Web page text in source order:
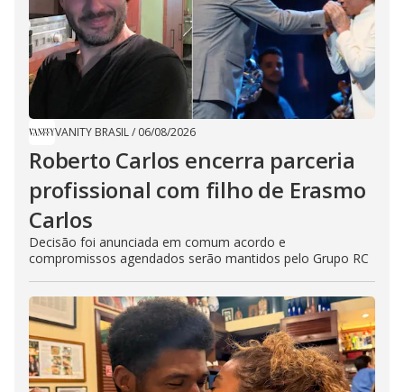
VANITY BRASIL/ 06/08/2026
Roberto Carlos encerra parceria
profissional com filho de Erasmo
Carlos
Decisão foi anunciada em comum acordo e
compromissos agendados serão mantidos pelo Grupo RC